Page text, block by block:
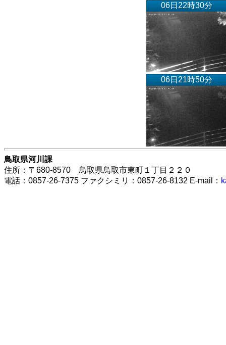
06日22時30分
06日21時50分
鳥取県河川課
住所：〒680-8570 鳥取県鳥取市東町１丁目２２０
電話：0857-26-7375 ファクシミリ：0857-26-8132 E-mail：